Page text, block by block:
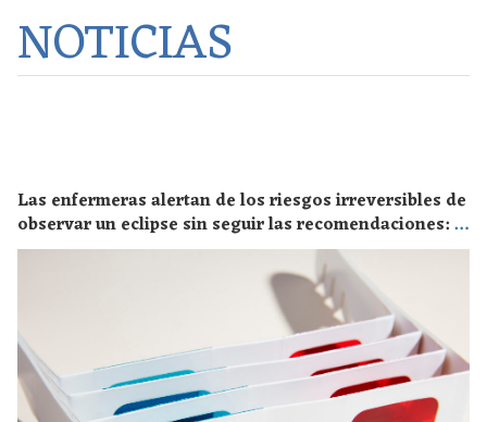
NOTICIAS
Las enfermeras alertan de los riesgos irreversibles de
observar un eclipse sin seguir las recomendaciones: la
retinopatía solar es el mayor de los peligros